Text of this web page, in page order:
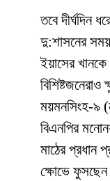
তবে দীর্ঘদিন
দু:শাসনের সময়
ইয়াসের
ময়মনসিংহ-৯
বিএনপির
মাঠের প্রধান
ক্ষোভে ফুসছেন